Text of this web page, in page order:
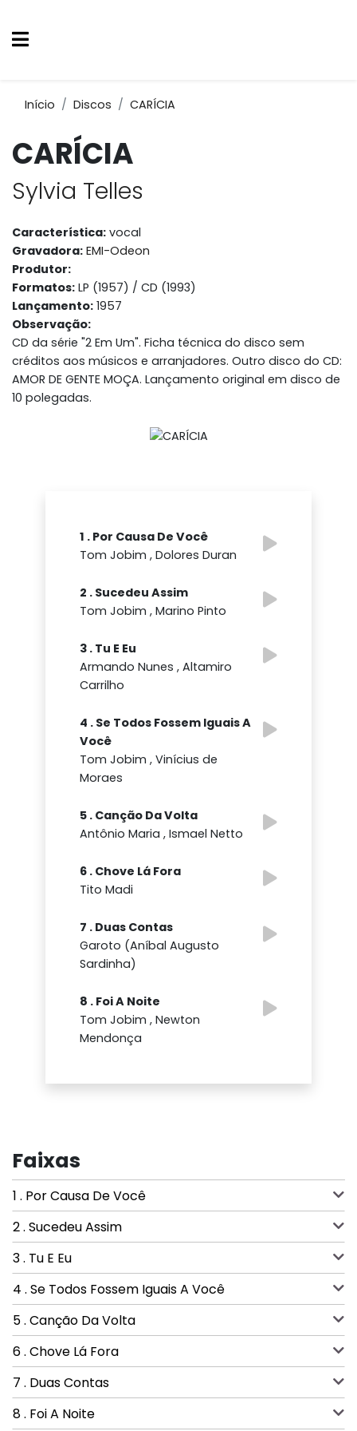
Início Discos CARÍCIA
CARÍCIA
Sylvia Telles
Característica: vocal
Gravadora: EMI-Odeon
Produtor:
Formatos: LP (1957) / CD (1993)
Lançamento: 1957
Observação:
CD da série "2 Em Um". Ficha técnica do disco sem
créditos aos músicos e arranjadores. Outro disco do CD:
AMOR DE GENTE MOÇA. Lançamento original em disco de
10 polegadas.
1 . Por Causa De Você
Tom Jobim , Dolores Duran
2 . Sucedeu Assim
Tom Jobim , Marino Pinto
3 . Tu E Eu
Armando Nunes , Altamiro
Carrilho
4 . Se Todos Fossem Iguais A
Você
Tom Jobim , Vinícius de
Moraes
5 . Canção Da Volta
Antônio Maria , Ismael Netto
6 . Chove Lá Fora
Tito Madi
7 . Duas Contas
Garoto (Aníbal Augusto
Sardinha)
8 . Foi A Noite
Tom Jobim , Newton
Mendonça
Faixas
1 . Por Causa De Você
2 . Sucedeu Assim
3 . Tu E Eu
4 . Se Todos Fossem Iguais A Você
5 . Canção Da Volta
6 . Chove Lá Fora
7 . Duas Contas
8 . Foi A Noite